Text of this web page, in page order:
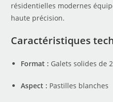
résidentielles modernes
haute précision.
Caractéristiques
Format : Galets solides de
Aspect : Pastilles blanches